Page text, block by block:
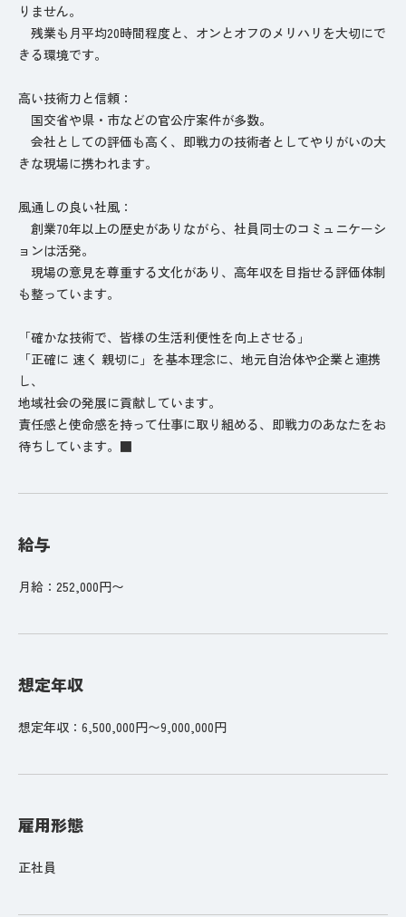
りません。
残業も月平均20時間程度と、オンとオフのメリハリを大切にで
きる環境です。
高い技術力と信頼：
国交省や県・市などの官公庁案件が多数。
会社としての評価も高く、即戦力の技術者としてやりがいの大
きな現場に携われます。
風通しの良い社風：
創業70年以上の歴史がありながら、社員同士のコミュニケーシ
ョンは活発。
現場の意見を尊重する文化があり、高年収を目指せる評価体制
も整っています。
「確かな技術で、皆様の生活利便性を向上させる」
「正確に 速く 親切に」を基本理念に、地元自治体や企業と連携
し、
地域社会の発展に貢献しています。
責任感と使命感を持って仕事に取り組める、即戦力のあなたをお
待ちしています。■
給与
月給：252,000円〜
想定年収
想定年収：6,500,000円〜9,000,000円
雇用形態
正社員